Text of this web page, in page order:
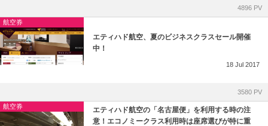
4896 PV
航空券
エティハド航空、夏のビジネスクラスセール開催
中！
18 Jul 2017
3580 PV
航空券
エティハド航空の「名古屋便」を利用する時の注
意！エコノミークラス利用時は座席選びが特に重